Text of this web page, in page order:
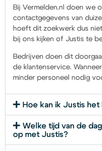
Bij Vermelden.nl doen we
contactgegevens van
hoeft dit zoekwerk dus
bij ons kijken of Justis te
Bedrijven doen dit
de klantenservice.
minder personeel nodig
Hoe kan ik Justis
Welke tijd van de
op met Justis?